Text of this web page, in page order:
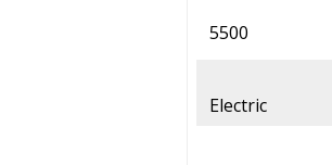
5500
Electric